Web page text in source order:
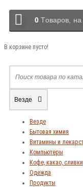
0 Tоваров, на
В корзине пусто!
Везде
Везде
Бытовая химия
Витамины и
Компьютеры
Кофе, какао, сливки
Одежда
Продукты